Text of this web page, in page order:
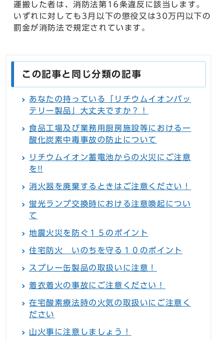
運搬した者は、消防法第16条違反に該当します。
いずれに対しても3月以下の懲役又は30万円以下の
罰金が消防法で規定されています。
この記事と同じ分類の記事
あなたの持っている「リチウムイオンバッ
テリー製品」大丈夫ですか？！
食品工場及び業務用厨房施設等における一
酸化炭素中毒事故の防止について
リチウムイオン蓄電池からの火災にご注意
を!!
消火器を廃棄するときはご注意ください！
蛍光ランプ交換時における注意喚起につい
て
地震火災を防ぐ１５のポイント
住宅防火 いのちを守る１０のポイント
スプレー缶製品の取扱いに注意！
着衣着火の事故にご注意ください！
在宅酸素療法時の火気の取扱いにご注意く
ださい
山火事に注意しましょう！